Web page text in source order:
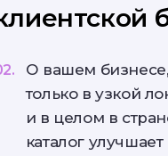
О вашем бизнесе,
только в узкой
и в целом в
каталог